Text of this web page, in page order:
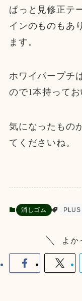
ぱっと見修正テ
インのものもあ
ます。
ホワイパープチ
ので1本持って
気になったもの
てくださいね。
消しゴム PLUS
よか